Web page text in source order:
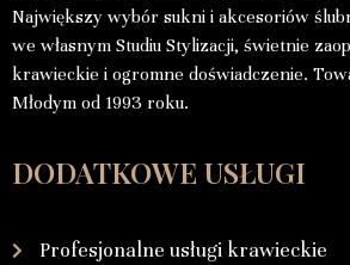
Największy wybór sukni i akcesoriów
we własnym Studiu Stylizacji, świetnie
krawieckie i ogromne doświadczenie.
Młodym od 1993 roku.
DODATKOWE USŁUGI
Profesjonalne usługi krawieckie